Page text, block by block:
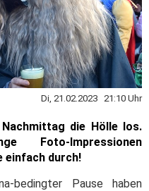
Di, 21.02.2023 21:10 Uhr
die Hölle los.
Foto-Impressionen
einfach durch!
bedingter Pause haben